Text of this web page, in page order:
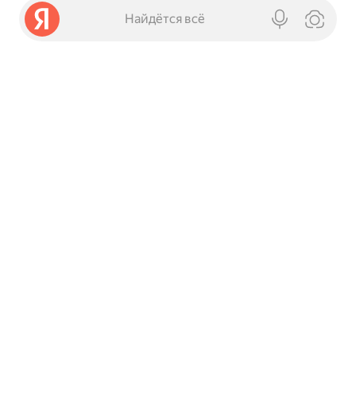
Найдётся всё